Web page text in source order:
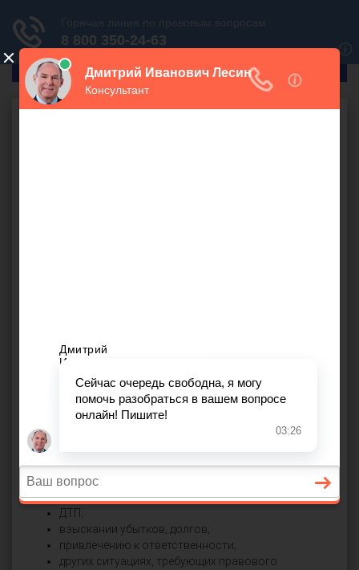
ГлавПрав
любое время суток, используя наш интернет-ресурс. Для
этого вам достаточно правильно сформулировать
вопрос и отправить юристам. Онлайн консультация
юриста в Березниках подойдет всем, кто желает
получить грамотный, аргументированный с точки
зрения права ответ по своей проблеме.
Вы можете обратиться к практикующим юристам, если
вам нужна правовая помощь при:
покупке недвижимости;
разводе, разделе собственности;
ДТП;
взыскании убытков, долгов;
привлечению к ответственности;
других ситуациях, требующих правового